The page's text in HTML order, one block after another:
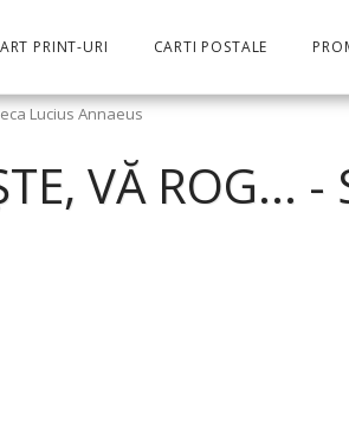
ART PRINT-URI CARTI POSTALE
Lucius Annaeus
VĂ ROG...